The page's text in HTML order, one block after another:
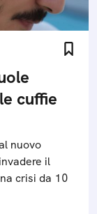
cuffie
nuovo
il
crisi da 10